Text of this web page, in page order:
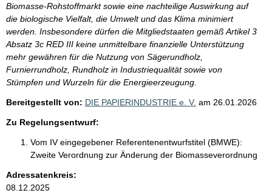
Biomasse-Rohstoffmarkt sowie eine nachteilige Auswirkung auf
die biologische Vielfalt, die Umwelt und das Klima minimiert
werden. Insbesondere dürfen die Mitgliedstaaten gemäß Artikel 3
Absatz 3c RED III keine unmittelbare finanzielle Unterstützung
mehr gewähren für die Nutzung von Sägerundholz,
Furnierrundholz, Rundholz in Industriequalität sowie von
Stümpfen und Wurzeln für die Energieerzeugung.
Bereitgestellt von: DIE PAPIERINDUSTRIE e. V. am 26.01.2026
Zu Regelungsentwurf:
Vom IV eingegebener Referentenentwurfstitel (BMWE):
Zweite Verordnung zur Änderung der Biomasseverordnung
Adressatenkreis:
08.12.2025